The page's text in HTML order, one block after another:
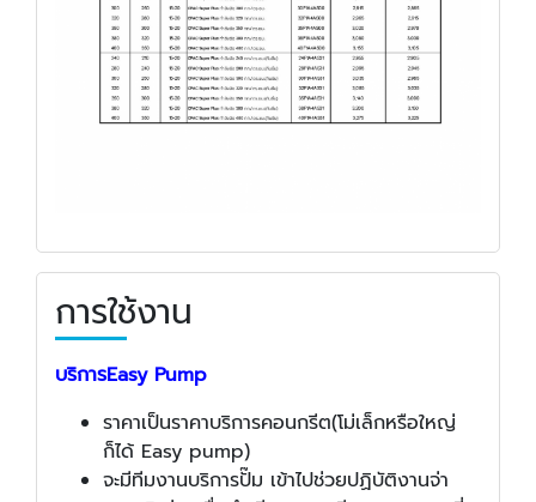
การใช้งาน
บริการEasy Pump
ราคาเป็นราคาบริการคอนกรีต(โม่เล็กหรือใหญ่
ก็ได้ Easy pump)
จะมีทีมงานบริการปั๊ม เข้าไปช่วยปฏิบัติงานจ่า